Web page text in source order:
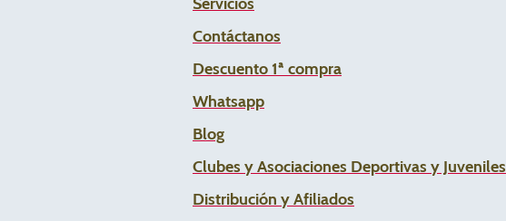
Contáctanos
Descuento 1ª compra
Whatsapp
Blog
Clubes y Asociaciones Deportivas y Juveniles
Distribución y Afiliados